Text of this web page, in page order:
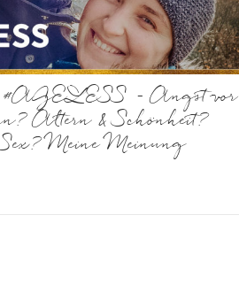
#AGELESS – Angst vor
Altern & Schönheit?
Meine Meinung